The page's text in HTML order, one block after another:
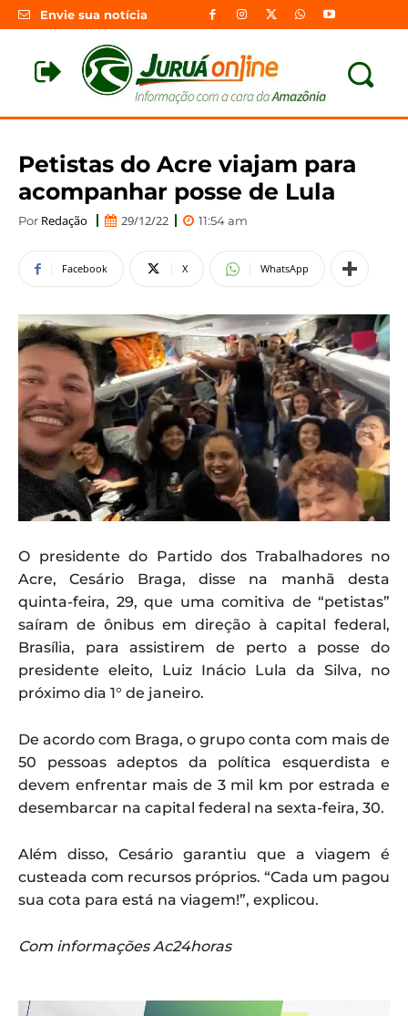
Envie sua notícia
Petistas do Acre viajam para
acompanhar posse de Lula
Por Redação 29/12/22 11:54 am
Facebook X WhatsApp
O presidente do Partido dos Trabalhadores no
Acre, Cesário Braga, disse na manhã desta
quinta-feira, 29, que uma comitiva de “petistas”
saíram de ônibus em direção à capital federal,
Brasília, para assistirem de perto a posse do
presidente eleito, Luiz Inácio Lula da Silva, no
próximo dia 1° de janeiro.
De acordo com Braga, o grupo conta com mais de
50 pessoas adeptos da política esquerdista e
devem enfrentar mais de 3 mil km por estrada e
desembarcar na capital federal na sexta-feira, 30.
Além disso, Cesário garantiu que a viagem é
custeada com recursos próprios. “Cada um pagou
sua cota para está na viagem!”, explicou.
Com informações Ac24horas